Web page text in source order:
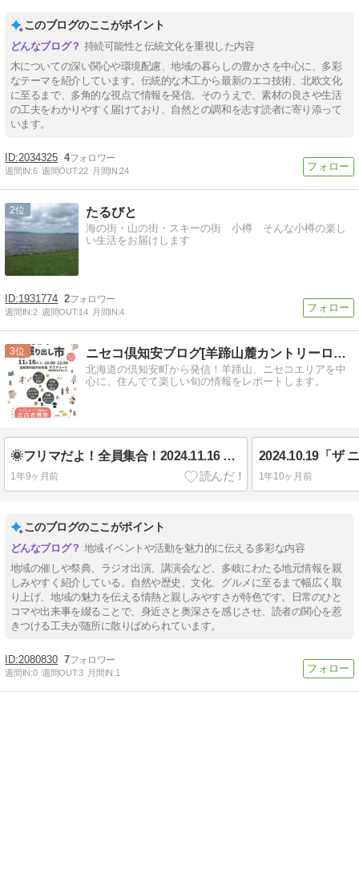
このブログのここがポイント
持続可能性と伝統文化を重視した内容
木についての深い関心や環境配慮、地域の暮らしの豊かさを中心に、多彩
なテーマを紹介しています。伝統的な木工から最新のエコ技術、北欧文化
に至るまで、多角的な視点で情報を発信。そのうえで、素材の良さや生活
の工夫をわかりやすく届けており、自然との調和を志す読者に寄り添って
います。
2034325 4
週間IN:6 週間OUT:22 月間IN:24
2 たるびと
海の街・山の街・スキーの街 小樽 そんな小樽の楽し
い生活をお届けします
1931774 2
週間IN:2 週間OUT:14 月間IN:4
3 ニセコ倶知安ブログ[羊蹄山麓カントリーロード]2022-
北海道の倶知安町から発信！羊蹄山、ニセコエリアを中
心に、住んでて楽しい旬の情報をレポートします。
🌞フリマだよ！全員集合！2024.11.16 「秋のおさがり掘り出し市 」
1年9ヶ月前 1年10ヶ月前
このブログのここがポイント
地域イベントや活動を魅力的に伝える多彩な内容
地域の催しや祭典、ラジオ出演、講演会など、多岐にわたる地元情報を親
しみやすく紹介している。自然や歴史、文化、グルメに至るまで幅広く取
り上げ、地域の魅力を伝える情熱と親しみやすさが特色です。日常のひと
コマや出来事を綴ることで、身近さと奥深さを感じさせ、読者の関心を惹
きつける工夫が随所に散りばめられています。
2080830 7
週間IN:0 週間OUT:3 月間IN:1